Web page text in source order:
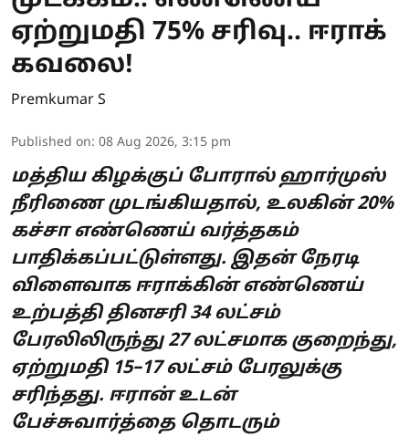
ஏற்றுமதி 75% சரிவு.. ஈராக்
கவலை!
Premkumar S
Published on: 08 Aug 2026, 3:15 pm
மத்திய கிழக்குப் போரால் ஹார்முஸ்
நீரிணை முடங்கியதால், உலகின் 20%
கச்சா எண்ணெய் வர்த்தகம்
பாதிக்கப்பட்டுள்ளது. இதன் நேரடி
விளைவாக ஈராக்கின் எண்ணெய்
உற்பத்தி தினசரி 34 லட்சம்
பேரலிலிருந்து 27 லட்சமாக குறைந்து,
ஏற்றுமதி 15–17 லட்சம் பேரலுக்கு
சரிந்தது. ஈரான் உடன்
பேச்சுவார்த்தை தொடரும்